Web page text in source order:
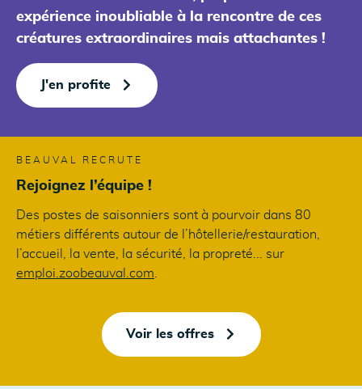
expérience inoubliable à la rencontre de ces
créatures extraordinaires mais attachantes !
J'en profite
BEAUVAL RECRUTE
Rejoignez l’équipe !
Des postes de saisonniers sont à pourvoir dans 80
métiers différents autour de l’hôtellerie/restauration,
l’accueil, la vente, la sécurité, la propreté... sur
emploi.zoobeauval.com.
Voir les offres